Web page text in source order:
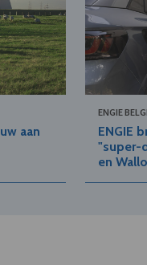
aan
ENGIE
ENGIE
"super-
en